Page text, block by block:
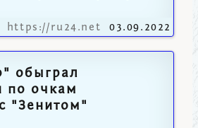
https://ru24.net 03.09.2022
обыграл
по очкам
"Зенитом"